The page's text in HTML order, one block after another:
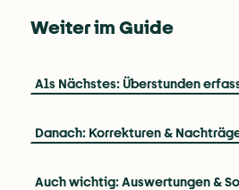
Weiter im Guide
Als Nächstes: Überstunden
Danach: Korrekturen &
Auch wichtig: Auswertungen &